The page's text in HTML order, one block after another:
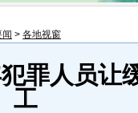
闻 > 各地视窗
罪人员让
工